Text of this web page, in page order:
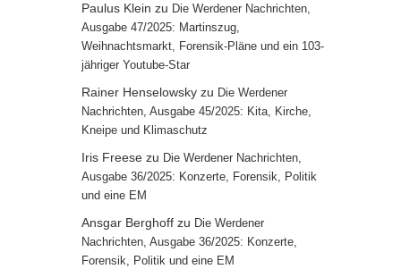
Paulus Klein zu Die Werdener Nachrichten,
Ausgabe 47/2025: Martinszug,
Weihnachtsmarkt, Forensik-Pläne und ein 103-
jähriger Youtube-Star
Rainer Henselowsky zu Die Werdener
Nachrichten, Ausgabe 45/2025: Kita, Kirche,
Kneipe und Klimaschutz
Iris Freese zu Die Werdener Nachrichten,
Ausgabe 36/2025: Konzerte, Forensik, Politik
und eine EM
Ansgar Berghoff zu Die Werdener
Nachrichten, Ausgabe 36/2025: Konzerte,
Forensik, Politik und eine EM